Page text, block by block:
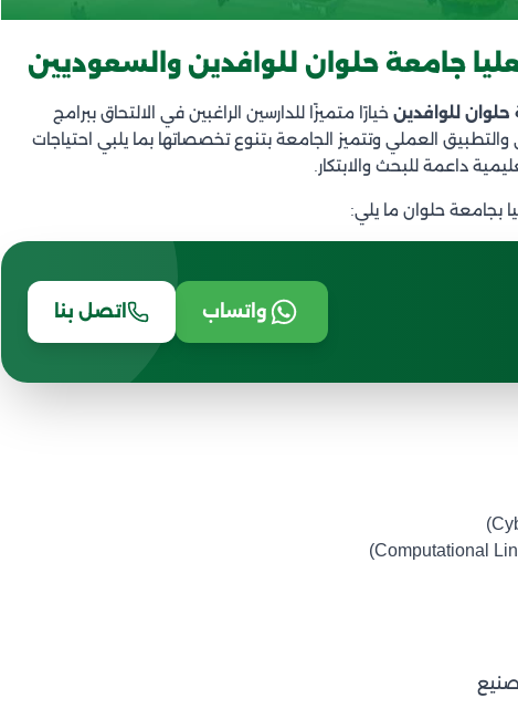
جامعة حلوان للوافدين والسعوديين
حلوان للوافدين خيارًا متميزًا للدارسين الراغبين في الالتحاق ببرامج
العملي وتتميز الجامعة بتنوع تخصصاتها بما يلبي احتياجات
داعمة للبحث والابتكار.
بجامعة حلوان ما يلي:
واتساب اتصل بنا